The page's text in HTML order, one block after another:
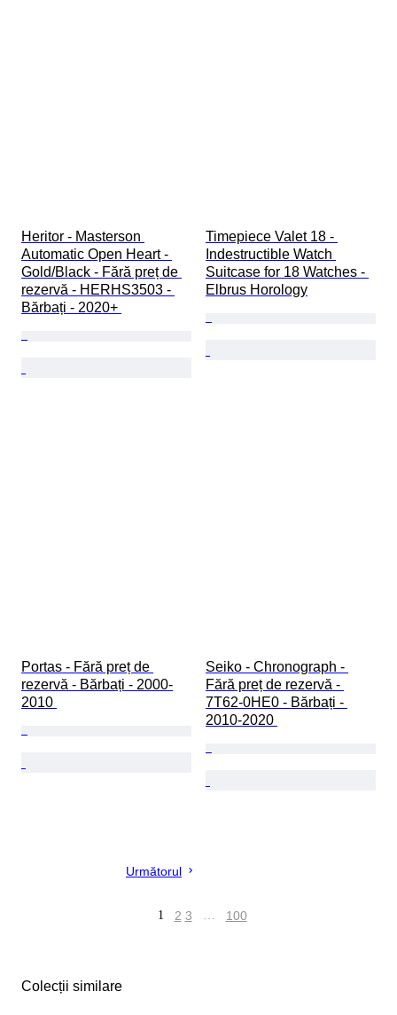
Heritor - Masterson
Automatic Open Heart -
Gold/Black - Fără preț de
rezervă - HERHS3503 -
Bărbați - 2020+
Timepiece Valet 18 -
Indestructible Watch
Suitcase for 18 Watches -
Elbrus Horology
Portas - Fără preț de
rezervă - Bărbați - 2000-
2010
Seiko - Chronograph -
Fără preț de rezervă -
7T62-0HE0 - Bărbați -
2010-2020
Următorul
1 2 3 … 100
Colecții similare